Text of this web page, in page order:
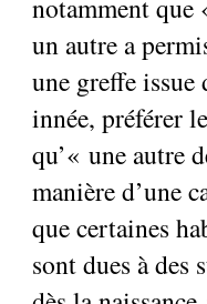
notamment que
un autre a
une greffe issue
innée, préférer
qu’« une autre
manière d’une
que certaines
sont dues à des